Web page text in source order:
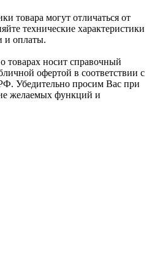
товара могут отличаться от
технические характеристики
и оплаты.
товарах носит справочный
офертой в соответствии с
Убедительно просим Вас при
желаемых функций и